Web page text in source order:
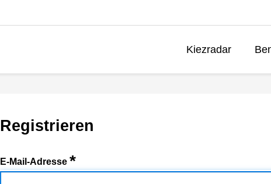
Kiezradar
Registrieren
E-Mail-Adresse *